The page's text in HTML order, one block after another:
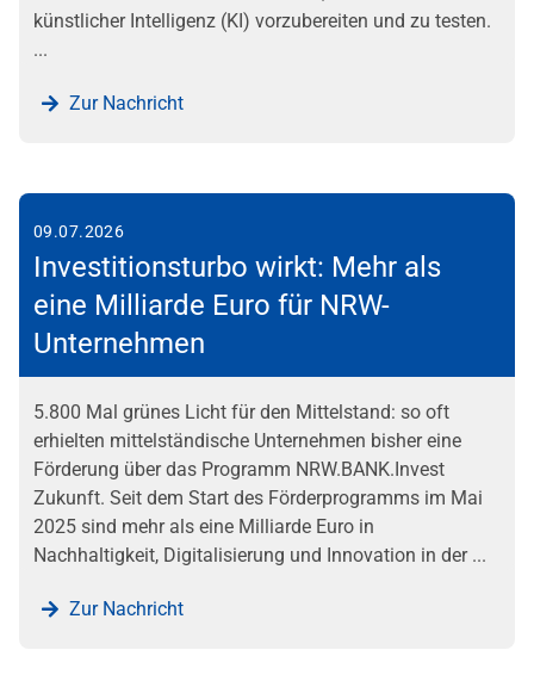
künstlicher Intelligenz (KI) vorzubereiten und zu testen.
...
Zur Nachricht
09.07.2026
Investitionsturbo wirkt: Mehr als
eine Milliarde Euro für NRW-
Unternehmen
5.800 Mal grünes Licht für den Mittelstand: so oft
erhielten mittelständische Unternehmen bisher eine
Förderung über das Programm NRW.BANK.Invest
Zukunft. Seit dem Start des Förderprogramms im Mai
2025 sind mehr als eine Milliarde Euro in
Nachhaltigkeit, Digitalisierung und Innovation in der ...
Zur Nachricht